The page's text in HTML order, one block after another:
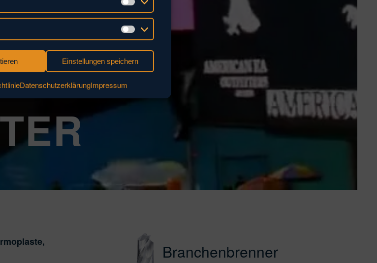
Statistiken
Marketing
Einstellungen speichern
DatenschutzerklärungImpressum
Branchenbrenner